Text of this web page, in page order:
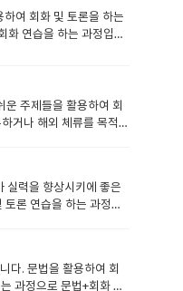
이 아래애도 있습니
에 대한 배경지식 습득
방향) ● 매 레슨마다 진
배운 표현 및 어휘를
해서 좀 더 알아볼까
심사의 종류와 일반인들
읽고 생각의 폭을 넓혀
를 가집니다.​ ​ 레슨 2 입
개별적 생각도 있을겁
한번 챙겨서 정리해보
만 내면적외모도 중요합
여 회화 및 토론을 하는
화 연습을 하는 과정입니
는 주제를 선정하여 해
로 적어 쓰기도 연습 선
생들이 다양한 경험을
주제들을 활용하여 회
거나 해외 체류를 목적
수강대상) Heads up
천합니다 기초가 부족
적으로 개발한 기초 영
를 통해 주제에 대해 자
, 회화 표현) 학생들 수
정리해 보기
실력을 향상시키에 좋은
론 연습을 하는 과정입
및 어휘가 어느정도 정
리쉬700 레벨 기준
생의 관심사에 맞춰 주
다. 문법을 활용하여 회
과정으로 문법+회화 두